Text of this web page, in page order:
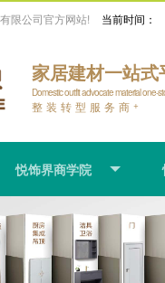
限公司官方网站! 当前时间：
家居建材一站式
Domestic outfit advocate material one-
整装转型服务商 +
悦饰界商学院